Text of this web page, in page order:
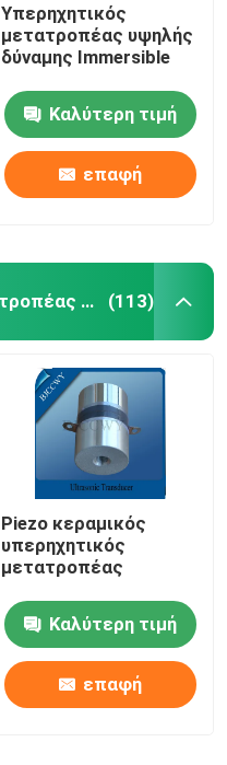
Υπερηχητικός
μετατροπέας υψηλής
δύναμης Immersible
Καλύτερη τιμή
επαφή
Πολυ υπερηχητικός μετατροπέας συχνότητας (113)
Piezo κεραμικός
υπερηχητικός
μετατροπέας
Καλύτερη τιμή
επαφή